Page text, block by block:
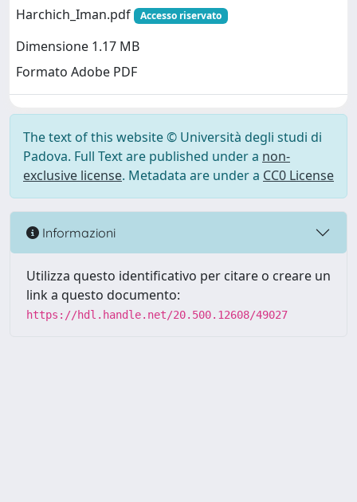
Harchich_Iman.pdf
Accesso riservato
Dimensione 1.17 MB
Formato Adobe PDF
The text of this website © Università degli studi di
Padova. Full Text are published under a non-
exclusive license. Metadata are under a CC0 License
Informazioni
Utilizza questo identificativo per citare o creare un
link a questo documento:
https://hdl.handle.net/20.500.12608/49027